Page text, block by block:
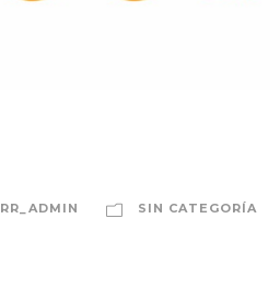
RR_ADMIN SIN CATEGORÍA